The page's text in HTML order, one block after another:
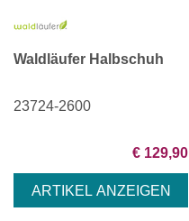
Waldläufer Halbschuh
23724-2600
€ 129,90